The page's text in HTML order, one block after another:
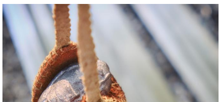
Image